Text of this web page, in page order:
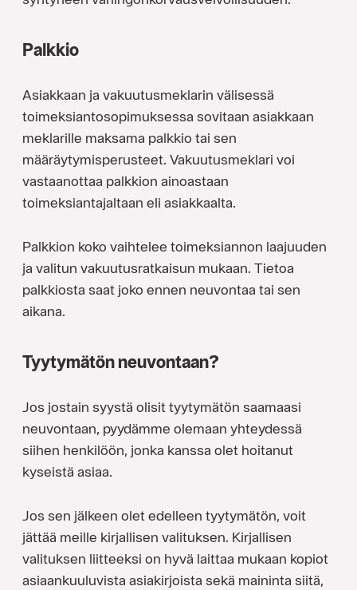
Palkkio
Asiakkaan ja vakuutusmeklarin välisessä
toimeksiantosopimuksessa sovitaan asiakkaan
meklarille maksama palkkio tai sen
määräytymisperusteet. Vakuutusmeklari voi
vastaanottaa palkkion ainoastaan
toimeksiantajaltaan eli asiakkaalta.
Palkkion koko vaihtelee toimeksiannon laajuuden
ja valitun vakuutusratkaisun mukaan. Tietoa
palkkiosta saat joko ennen neuvontaa tai sen
aikana.
Tyytymätön neuvontaan?
Jos jostain syystä olisit tyytymätön saamaasi
neuvontaan, pyydämme olemaan yhteydessä
siihen henkilöön, jonka kanssa olet hoitanut
kyseistä asiaa.
Jos sen jälkeen olet edelleen tyytymätön, voit
jättää meille kirjallisen valituksen. Kirjallisen
valituksen liitteeksi on hyvä laittaa mukaan kopiot
asiaankuuluvista asiakirjoista sekä maininta siitä,